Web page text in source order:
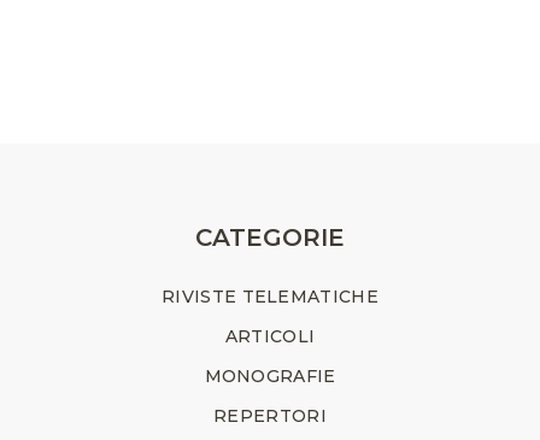
CATEGORIE
RIVISTE TELEMATICHE
ARTICOLI
MONOGRAFIE
REPERTORI